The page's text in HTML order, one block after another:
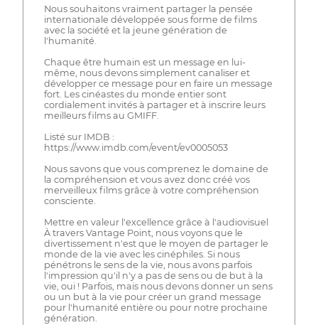
Nous souhaitons vraiment partager la pensée
internationale développée sous forme de films
avec la société et la jeune génération de
l'humanité.
Chaque être humain est un message en lui-
même, nous devons simplement canaliser et
développer ce message pour en faire un message
fort. Les cinéastes du monde entier sont
cordialement invités à partager et à inscrire leurs
meilleurs films au GMIFF.
Listé sur IMDB :
https://www.imdb.com/event/ev0005053
Nous savons que vous comprenez le domaine de
la compréhension et vous avez donc créé vos
merveilleux films grâce à votre compréhension
consciente.
Mettre en valeur l'excellence grâce à l'audiovisuel
À travers Vantage Point, nous voyons que le
divertissement n'est que le moyen de partager le
monde de la vie avec les cinéphiles. Si nous
pénétrons le sens de la vie, nous avons parfois
l'impression qu'il n'y a pas de sens ou de but à la
vie, oui ! Parfois, mais nous devons donner un sens
ou un but à la vie pour créer un grand message
pour l'humanité entière ou pour notre prochaine
génération.